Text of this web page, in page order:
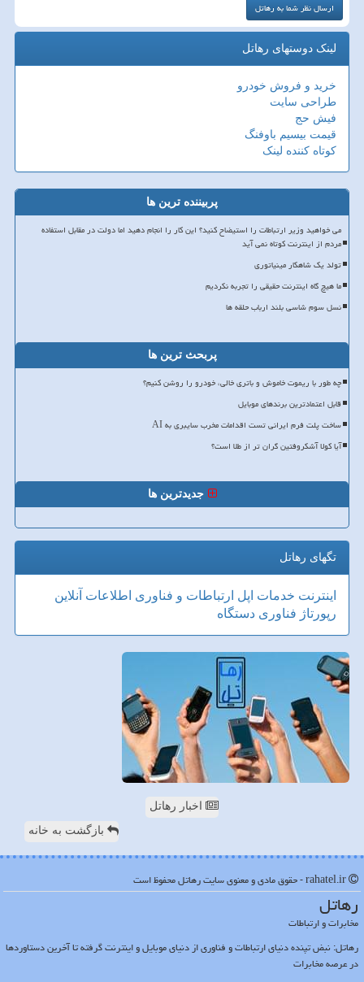
لینک دوستهای رهاتل
خرید و فروش خودرو
طراحی سایت
فیش حج
قیمت بیسیم باوفنگ
کوتاه کننده لینک
پربیننده ترین ها
می خواهید وزیر ارتباطات را استیضاح کنید؟ این کار را انجام دهید اما دولت در مقابل استفاده
مردم از اینترنت کوتاه نمی آید
تولد یک شاهکار مینیاتوری
ما هیچ گاه اینترنت حقیقی را تجربه نکردیم
نسل سوم شاسی بلند ارباب حلقه ها
پربحث ترین ها
چه طور با ریموت خاموش و باتری خالی، خودرو را روشن کنیم؟
قابل اعتمادترین برندهای موبایل
ساخت پلت فرم ایرانی تست اقدامات مخرب سایبری به AI
آیا کولا آشکروفتین گران تر از طلا است؟
جدیدترین ها
تگهای رهاتل
اینترنت خدمات اپل ارتباطات و فناوری اطلاعات آنلاین
رپورتاژ فناوری دستگاه
اخبار رهاتل
بازگشت به خانه
رهاتل
مخابرات و ارتباطات
رهاتل: نبض تپنده دنیای ارتباطات و فناوری از دنیای موبایل و اینترنت گرفته تا آخرین دستاوردها
در عرصه مخابرات